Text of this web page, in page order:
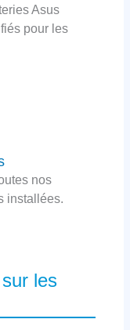
Asus
pour les
nos
installées.
les